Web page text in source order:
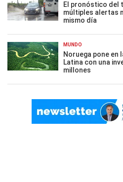
El pronóstico del
múltiples alertas
mismo día
MUNDO
Noruega pone en
Latina con una
millones